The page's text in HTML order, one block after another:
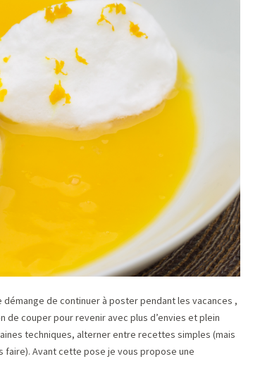
de continuer à poster pendant les vacances ,
de couper pour revenir avec plus d’envies et plein
techniques, alterner entre recettes simples (mais
faire). Avant cette pose je vous propose une